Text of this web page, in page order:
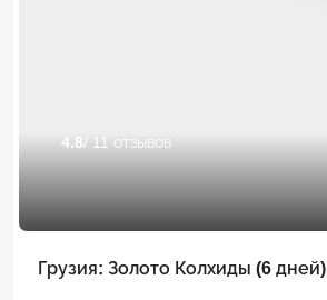
4.8/ 11 отзывов
Грузия: Золото Колхиды (6 дней)